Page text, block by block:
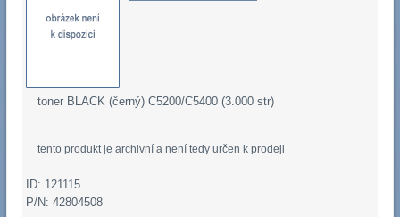
toner BLACK (černý) C5200/C5400 (3.000 str)
tento produkt je archivní a není tedy určen k prodeji
ID: 121115
P/N: 42804508